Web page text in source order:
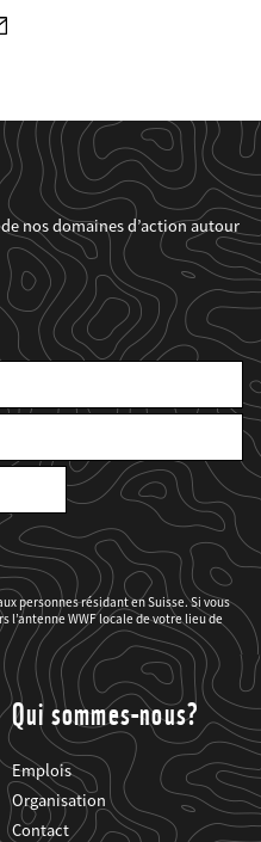
nos domaines d’action autour
personnes résidant en Suisse. Si vous
l’antenne WWF locale de votre lieu de
Qui sommes-nous?
Emplois
Organisation
Contact